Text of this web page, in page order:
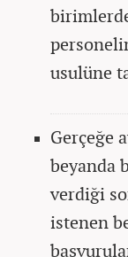
usulüne
Gerçeğe
beyanda
verdiği
istenen